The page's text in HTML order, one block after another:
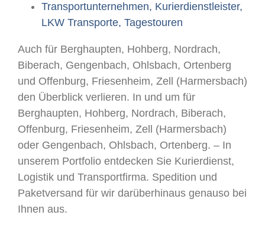
Transportunternehmen, Kurierdienstleister,
LKW Transporte, Tagestouren
Auch für Berghaupten, Hohberg, Nordrach,
Biberach, Gengenbach, Ohlsbach, Ortenberg
und Offenburg, Friesenheim, Zell (Harmersbach)
den Überblick verlieren. In und um für
Berghaupten, Hohberg, Nordrach, Biberach,
Offenburg, Friesenheim, Zell (Harmersbach)
oder Gengenbach, Ohlsbach, Ortenberg. – In
unserem Portfolio entdecken Sie Kurierdienst,
Logistik und Transportfirma. Spedition und
Paketversand für wir darüberhinaus genauso bei
Ihnen aus.